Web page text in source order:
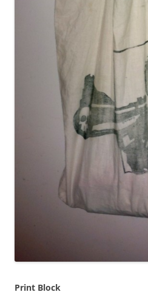
Print Block